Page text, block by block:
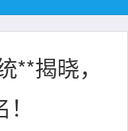
揭晓，